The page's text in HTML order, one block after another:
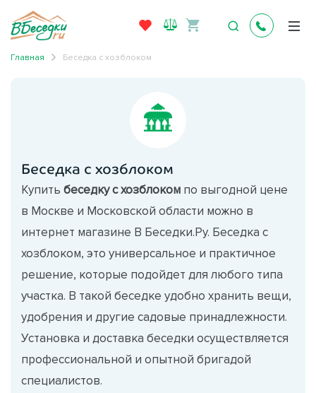
Главная Беседка с хозблоком
Беседка с хозблоком
Купить беседку с хозблоком по выгодной цене
в Москве и Московской области можно в
интернет магазине В Беседки.Ру. Беседка с
хозблоком, это универсальное и практичное
решение, которые подойдет для любого типа
участка. В такой беседке удобно хранить вещи,
удобрения и другие садовые принадлежности.
Установка и доставка беседки осуществляется
профессиональной и опытной бригадой
специалистов.